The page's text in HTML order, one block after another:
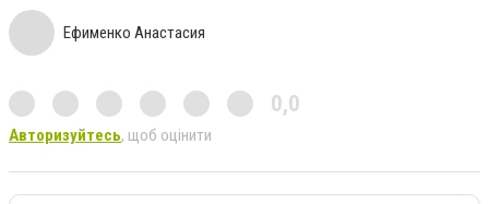
Ефименко Анастасия
0,0
Авторизуйтесь, щоб оцінити